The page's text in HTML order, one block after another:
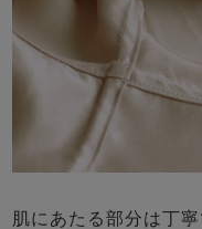
肌にあたる部分は丁